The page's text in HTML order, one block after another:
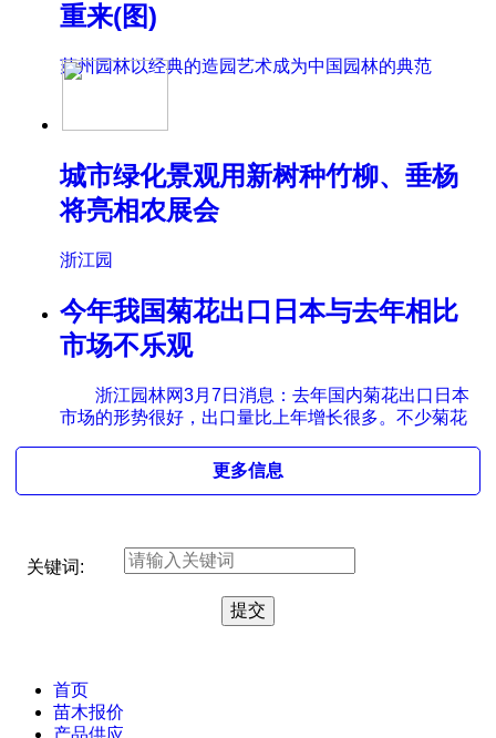
重来(图)
苏州园林以经典的造园艺术成为中国园林的典范
城市绿化景观用新树种竹柳、垂杨
将亮相农展会
浙江园
今年我国菊花出口日本与去年相比
市场不乐观
浙江园林网3月7日消息：去年国内菊花出口日本
市场的形势很好，出口量比上年增长很多。不少菊花
更多信息
关键词:
首页
苗木报价
产品供应